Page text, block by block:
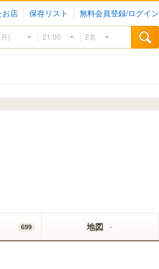
お店 保存リスト 無料会員登録/ログイン
699 地図